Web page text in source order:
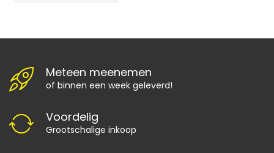
Meteen meenemen
of binnen een week geleverd!
Voordelig
Grootschalige inkoop